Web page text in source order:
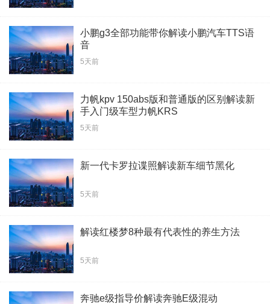
小鹏g3全部功能带你解读小鹏汽车TTS语
音
5天前
力帆kpv 150abs版和普通版的区别解读新
手入门级车型力帆KRS
5天前
新一代卡罗拉谍照解读新车细节黑化
5天前
解读红楼梦8种最有代表性的养生方法
5天前
奔驰e级指导价解读奔驰E级混动